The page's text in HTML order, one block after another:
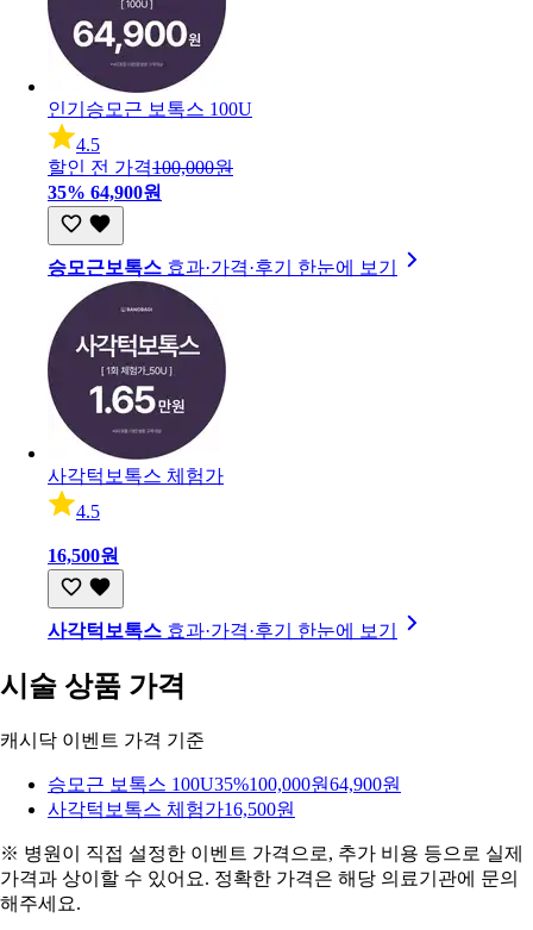
인기 승모근 보톡스 100U
4.5
할인 전 가격100,000원
35% 64,900원
승모근보톡스 효과·가격·후기 한눈에 보기
사각턱보톡스 체험가
4.5
16,500원
사각턱보톡스 효과·가격·후기 한눈에 보기
시술 상품 가격
캐시닥 이벤트 가격 기준
승모근 보톡스 100U35%100,000원64,900원
사각턱보톡스 체험가16,500원
※ 병원이 직접 설정한 이벤트 가격으로, 추가 비용 등으로 실제
가격과 상이할 수 있어요. 정확한 가격은 해당 의료기관에 문의
해주세요.